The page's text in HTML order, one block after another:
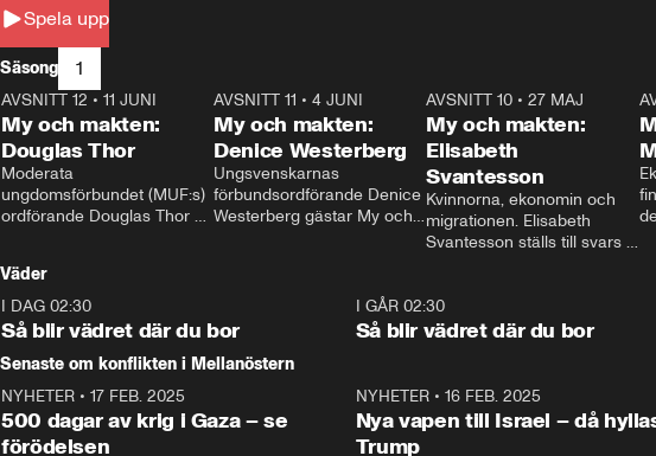
Spela upp
Säsong 1
26:27
AVSNITT 12 • 11 JUNI
My och makten:
Douglas Thor
Moderata
ungdomsförbundet (MUF:s)
ordförande Douglas Thor
tonårsutvisningarna och hur
Moderaterna ska locka
väljare till valet i höst.
23:40
AVSNITT 11 •4 JUNI
My och makten:
Denice Westerberg
Ungsvenskarnas
förbundsordförande Denice
Westerberg gästar My och
AVSNITT 10 •27 MAJ
My och makten:
Elisabeth
Svantesson
Kvinnorna, ekonomin och
migrationen. Elisabeth
Svantesson ställs till svars
Väder
I DAG 02:30
Så blir vädret där du bor
I GÅR 02:30
Så blir vädret där du bor
Senaste om konflikten i Mellanöstern
NYHETER • 17 FEB. 2025
500 dagar av krig i Gaza – se
förödelsen
NYHETER• 16 FEB. 2025
Nya vapen till Israel – då
Trump